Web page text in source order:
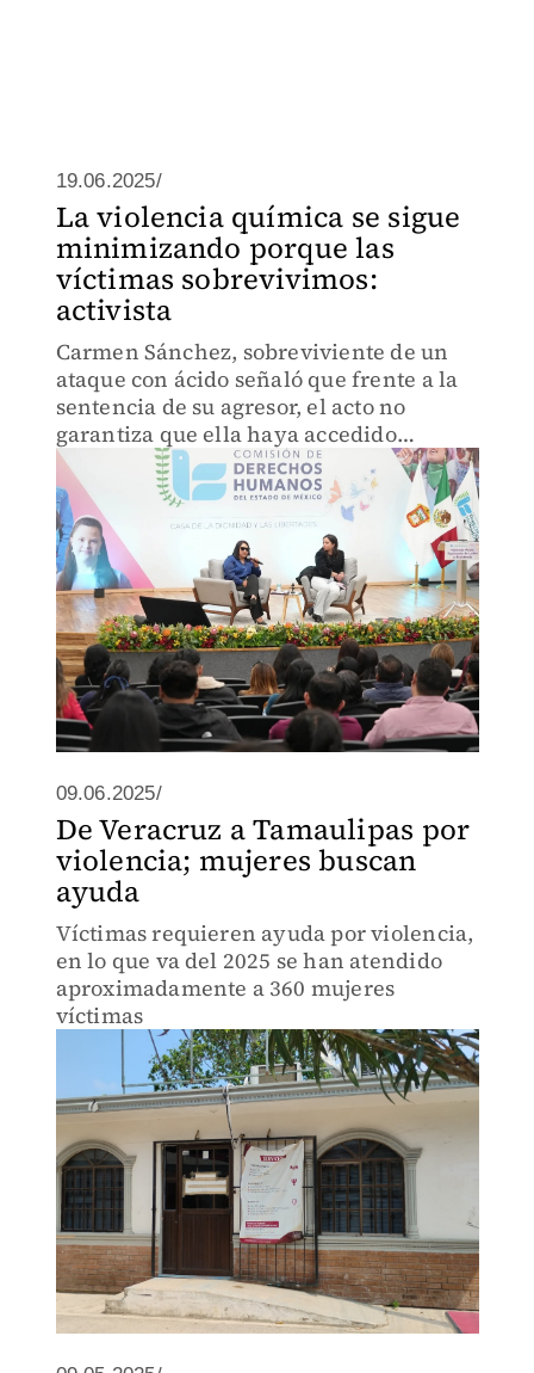
19.06.2025/
La violencia química se sigue
minimizando porque las
víctimas sobrevivimos:
activista
Carmen Sánchez, sobreviviente de un
ataque con ácido señaló que frente a la
sentencia de su agresor, el acto no
garantiza que ella haya accedido
plenamente a la justicia.
09.06.2025/
De Veracruz a Tamaulipas por
violencia; mujeres buscan
ayuda
Víctimas requieren ayuda por violencia,
en lo que va del 2025 se han atendido
aproximadamente a 360 mujeres
víctimas